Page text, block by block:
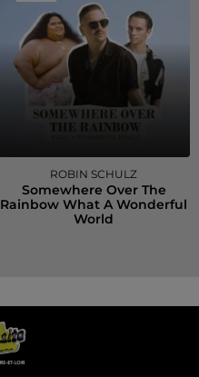
ROBIN SCHULZ
Somewhere Over The
Rainbow What A Wonderful
World